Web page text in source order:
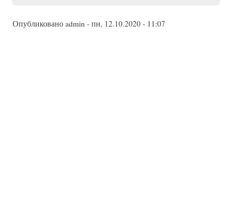
Опубликовано admin - пн, 12.10.2020 - 11:07